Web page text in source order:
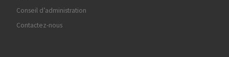
Conseil d’administration
Contactez-nous